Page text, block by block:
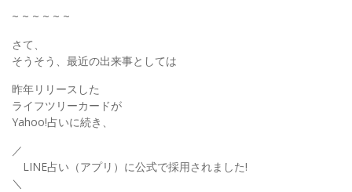
~ ~ ~ ~ ~ ~
さて、
そうそう、最近の出来事としては
昨年リリースした
ライフツリーカードが
Yahoo!占いに続き、
／
LINE占い（アプリ）に公式で採用されました!
＼